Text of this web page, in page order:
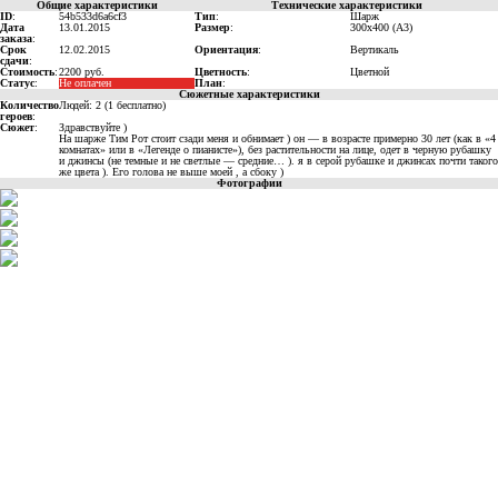
Общие характеристики
Технические характеристики
ID: 54b533d6a6cf3 Тип:
Шарж
Дата
заказа:
13.01.2015 Размер:
300x400 (A3)
Срок
сдачи:
12.02.2015 Ориентация:
Вертикаль
Стоимость:2200 руб. Цветность:
Цветной
Статус: Не оплачен План:
Сюжетные характеристики
Количество
героев:
Людей: 2 (1 бесплатно)
Сюжет:
Здравствуйте )
На шарже Тим Рот стоит сзади меня и обнимает ) он — в возрасте примерно 30 лет (как в «4
комнатах» или в «Легенде о пианисте»), без растительности на лице, одет в черную рубашку
и джинсы (не темные и не светлые — средние… ). я в серой рубашке и джинсах почти такого
же цвета ). Его голова не выше моей , а сбоку )
Фотографии